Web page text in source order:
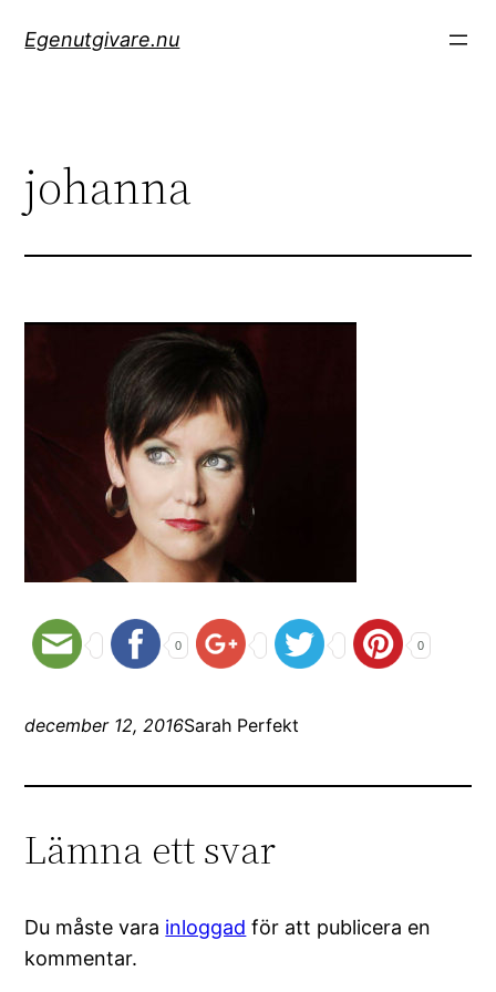
Egenutgivare.nu
johanna
0 0
december 12, 2016Sarah Perfekt
Lämna ett svar
Du måste vara inloggad för att publicera en
kommentar.